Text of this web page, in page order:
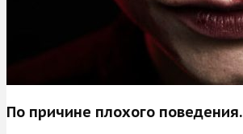
По причине плохого поведения.